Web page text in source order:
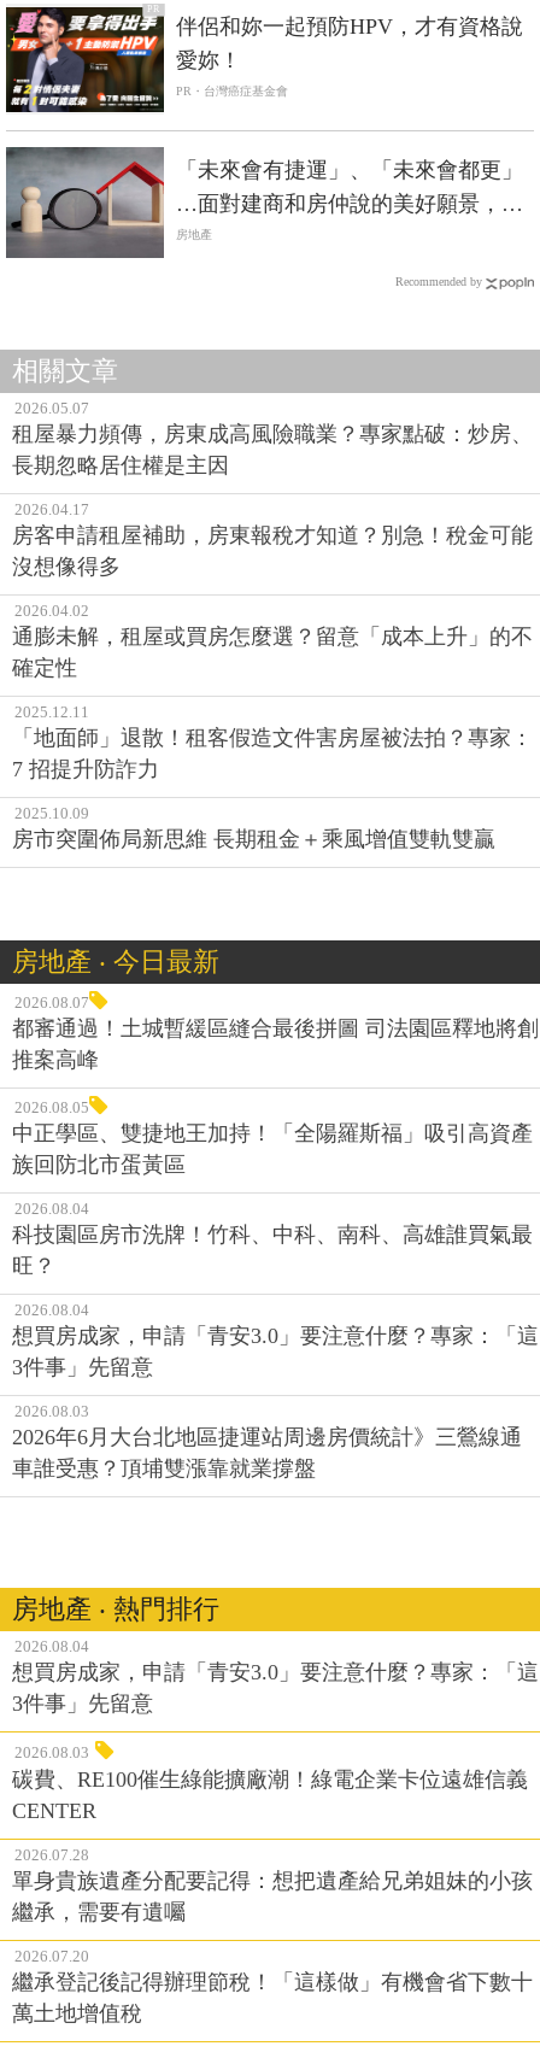
PR
伴侶和妳一起預防HPV，才有資格說
愛妳！
PR・台灣癌症基金會
「未來會有捷運」、「未來會都更」
…面對建商和房仲說的美好願景，吳
淡如：先想想「未來」多久會來？還
房地產
Recommended by
相關文章
2026.05.07
租屋暴力頻傳，房東成高風險職業？專家點破：炒房、
長期忽略居住權是主因
2026.04.17
房客申請租屋補助，房東報稅才知道？別急！稅金可能
沒想像得多
2026.04.02
通膨未解，租屋或買房怎麼選？留意「成本上升」的不
確定性
2025.12.11
「地面師」退散！租客假造文件害房屋被法拍？專家：
7 招提升防詐力
2025.10.09
房市突圍佈局新思維 長期租金＋乘風增值雙軌雙贏
房地產 ‧ 今日最新
2026.08.07
都審通過！土城暫緩區縫合最後拼圖 司法園區釋地將創
推案高峰
2026.08.05
中正學區、雙捷地王加持！「全陽羅斯福」吸引高資產
族回防北市蛋黃區
2026.08.04
科技園區房市洗牌！竹科、中科、南科、高雄誰買氣最
旺？
2026.08.04
想買房成家，申請「青安3.0」要注意什麼？專家：「這
3件事」先留意
2026.08.03
2026年6月大台北地區捷運站周邊房價統計》三鶯線通
車誰受惠？頂埔雙漲靠就業撐盤
房地產 ‧ 熱門排行
2026.08.04
想買房成家，申請「青安3.0」要注意什麼？專家：「這
3件事」先留意
2026.08.03
碳費、RE100催生綠能擴廠潮！綠電企業卡位遠雄信義
CENTER
2026.07.28
單身貴族遺產分配要記得：想把遺產給兄弟姐妹的小孩
繼承，需要有遺囑
2026.07.20
繼承登記後記得辦理節稅！「這樣做」有機會省下數十
萬土地增值稅